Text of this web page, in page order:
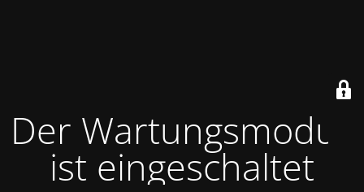
Der Wartungsmodus
ist eingeschaltet